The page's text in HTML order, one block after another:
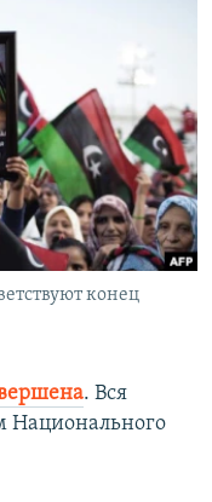
конец
. Вся
Национального